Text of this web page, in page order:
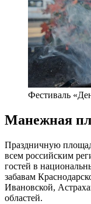
Фестиваль
Манежная
Праздничную
всем российским
гостей в
забавам
Ивановской,
областей.